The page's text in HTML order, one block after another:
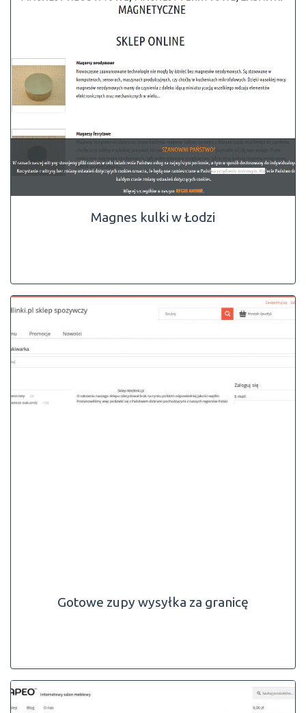
Magnes kulki w Łodzi
Gotowe zupy wysyłka za granicę